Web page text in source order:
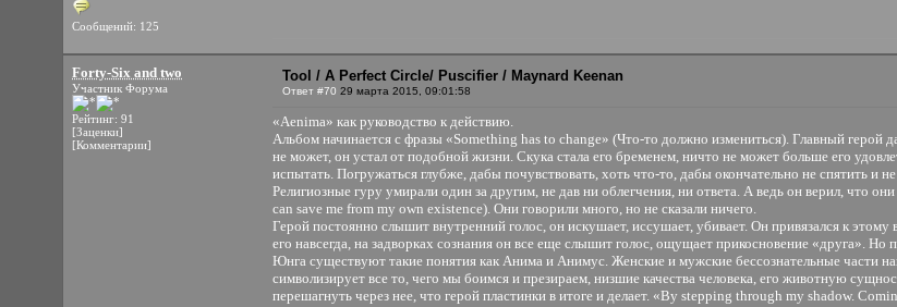
Сообщений: 125
Forty-Six and two
Участник Форума
Рейтинг: 91
[Заценки]
[Комментарии]
Tool / A Perfect Circle/ Puscifier / Maynard Keenan
Ответ #70 29 марта 2015, 09:01:58
«Aenima» как руководство к действию.
Альбом начинается с фразы «Something has to change» (Что-то должно измениться). Главный герой
не может, он устал от подобной жизни. Скука стала его бременем, ничто не может больше его
испытать. Погружаться глубже, дабы почувствовать, хоть что-то, дабы окончательно не спятить и
Религиозные гуру умирали один за другим, не дав ни облегчения, ни ответа. А ведь он верил, что
can save me from my own existence). Они говорили много, но не сказали ничего.
Герой постоянно слышит внутренний голос, он искушает, иссушает, убивает. Он привязался к
его навсегда, на задворках сознания он все еще слышит голос, ощущает прикосновение «друга».
Юнга существуют такие понятия как Анима и Анимус. Женские и мужские бессознательные части
символизирует все то, чего мы боимся и презираем, низшие качества человека, его животную
перешагнуть через нее, что герой пластинки в итоге и делает. «By stepping through my shadow.